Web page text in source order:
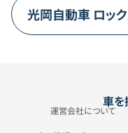
光岡自動車 ロッ
車を
運営会社について